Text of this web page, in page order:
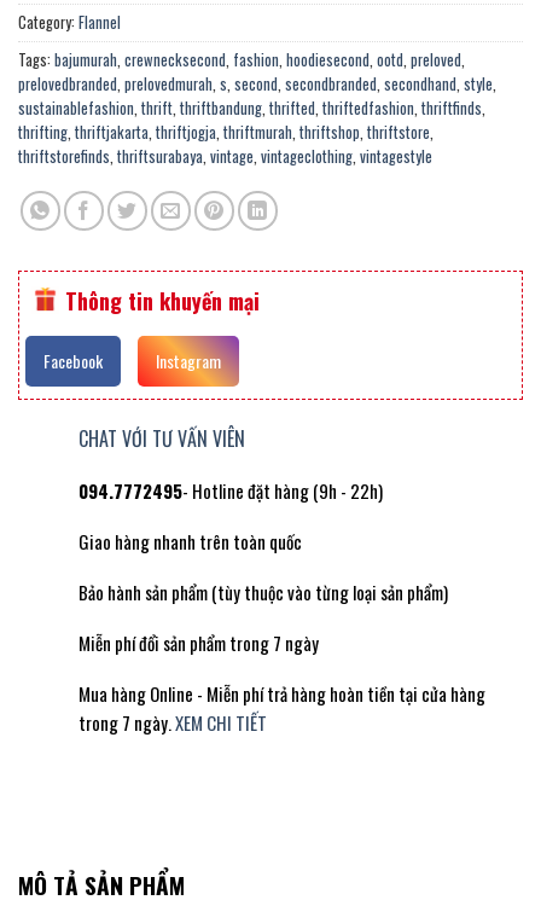
Category: Flannel
Tags: bajumurah, crewnecksecond, fashion, hoodiesecond, ootd, preloved,
prelovedbranded, prelovedmurah, s, second, secondbranded, secondhand, style,
sustainablefashion, thrift, thriftbandung, thrifted, thriftedfashion, thriftfinds,
thrifting, thriftjakarta, thriftjogja, thriftmurah, thriftshop, thriftstore,
thriftstorefinds, thriftsurabaya, vintage, vintageclothing, vintagestyle
Thông tin khuyến mại
Facebook Instagram
CHAT VỚI TƯ VẤN VIÊN
094.7772495- Hotline đặt hàng (9h - 22h)
Giao hàng nhanh trên toàn quốc
Bảo hành sản phẩm (tùy thuộc vào từng loại sản phẩm)
Miễn phí đổi sản phẩm trong 7 ngày
Mua hàng Online - Miễn phí trả hàng hoàn tiền tại cửa hàng
trong 7 ngày.XEM CHI TIẾT
MÔ TẢ SẢN PHẨM